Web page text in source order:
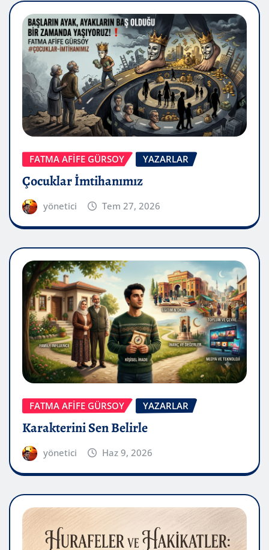
FATMA AFİFE GÜRSOY YAZARLAR
Çocuklar İmtihanımız
yönetici Tem 27, 2026
FATMA AFİFE GÜRSOY YAZARLAR
Karakterini Sen Belirle
yönetici Haz 9, 2026